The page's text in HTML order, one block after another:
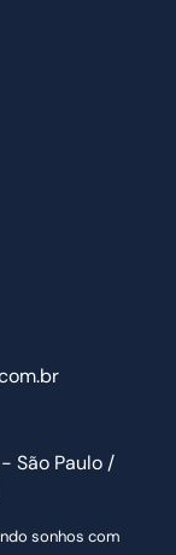
São Paulo /
sonhos com